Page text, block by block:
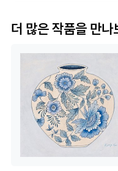
더 많은 작품을 만나